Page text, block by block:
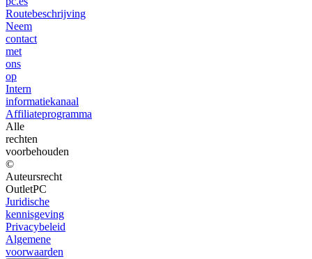
Routebeschrijving
Neem
contact
met
ons
op
Intern
informatiekanaal
Affiliateprogramma
Alle
rechten
voorbehouden
©
Auteursrecht
OutletPC
Juridische
kennisgeving
Privacybeleid
Algemene
voorwaarden